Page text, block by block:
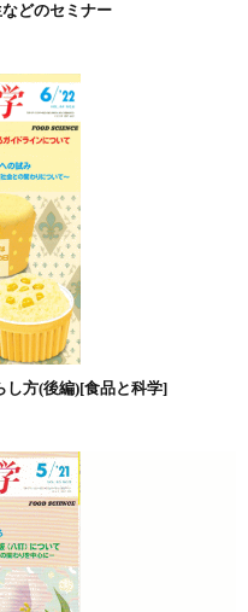
どのセミナー
し方(後編)[食品と科学]